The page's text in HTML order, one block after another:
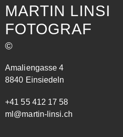
MARTIN LINSI
FOTOGRAF
©
Amaliengasse 4
8840 Einsiedeln
+41 55 412 17 58
ml@martin-linsi.ch